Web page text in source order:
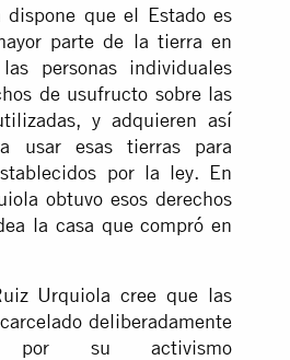
dispone que el Estado es
parte de la tierra en
personas individuales
de usufructo sobre las
y adquieren así
usar esas tierras para
por la ley. En
obtuvo esos derechos
la casa que compró en
Urquiola cree que las
deliberadamente
por su activismo